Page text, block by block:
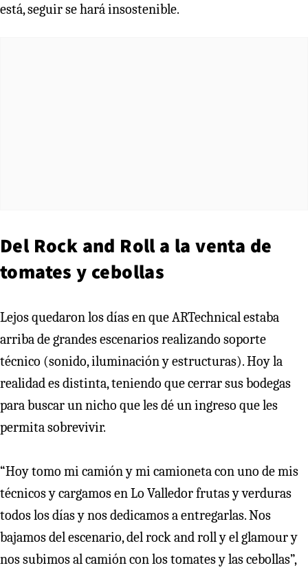
está, seguir se hará insostenible.
Del Rock and Roll a la venta de
tomates y cebollas
Lejos quedaron los días en que ARTechnical estaba
arriba de grandes escenarios realizando soporte
técnico (sonido, iluminación y estructuras). Hoy la
realidad es distinta, teniendo que cerrar sus bodegas
para buscar un nicho que les dé un ingreso que les
permita sobrevivir.
“Hoy tomo mi camión y mi camioneta con uno de mis
técnicos y cargamos en Lo Valledor frutas y verduras
todos los días y nos dedicamos a entregarlas. Nos
bajamos del escenario, del rock and roll y el glamour y
nos subimos al camión con los tomates y las cebollas”,